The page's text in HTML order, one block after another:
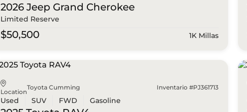
2026 Jeep Grand Cherokee
Limited Reserve
$50,500 1K Millas
Location
Toyota Cumming Inventario #PJ361713
Used SUV FWD Gasoline